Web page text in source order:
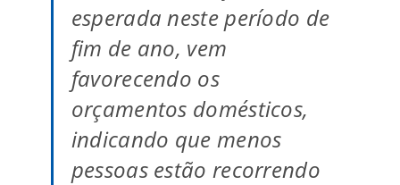
esperada neste período de
fim de ano, vem
favorecendo os
orçamentos domésticos,
indicando que menos
pessoas estão recorrendo